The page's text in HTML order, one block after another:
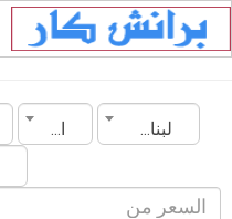
لبنان المدينة